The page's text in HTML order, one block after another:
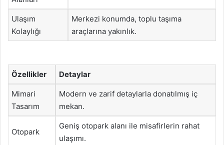
Ulaşım
Kolaylığı
Merkezi konumda, toplu taşıma
araçlarına yakınlık.
Özellikler Detaylar
Mimari
Tasarım
Modern ve zarif detaylarla donatılmış iç
mekan.
Otopark
Geniş otopark alanı ile misafirlerin rahat
ulaşımı.